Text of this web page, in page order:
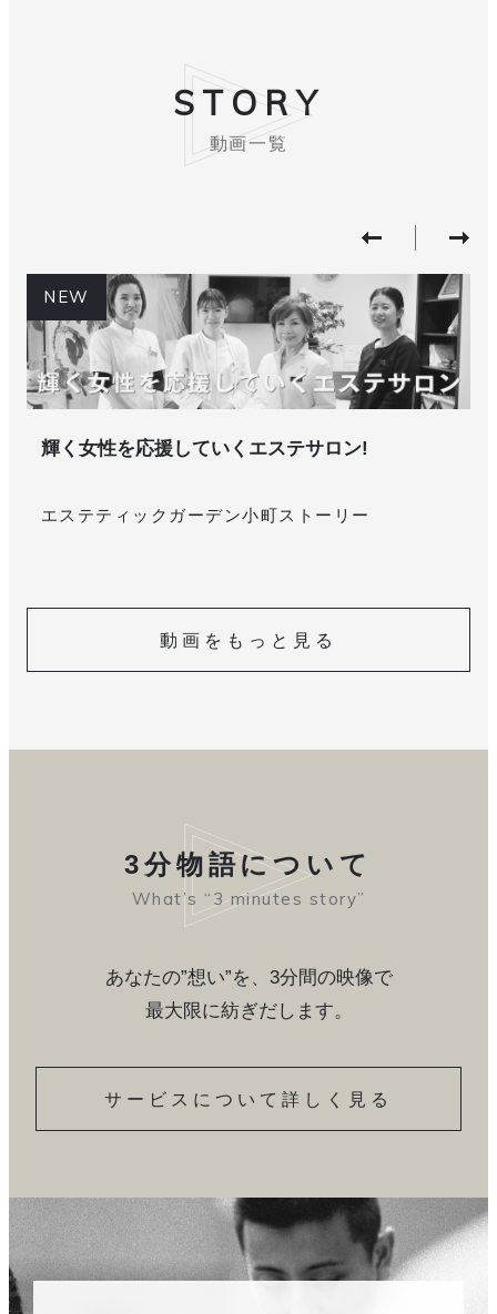
STORY
動画一覧
NEW
輝く女性を応援していくエステサロン!
エステティックガーデン小町ストーリー
動画をもっと見る
3分物語について
What’s “3 minutes story”
あなたの”想い”を、3分間の映像で
最大限に紡ぎだします。
サービスについて詳しく見る